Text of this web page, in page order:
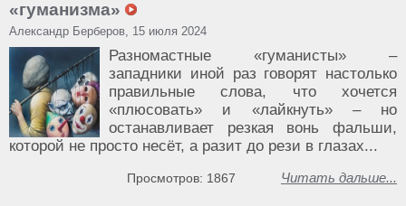
«гуманизма»
Александр Берберов, 15 июля 2024
Разномастные «гуманисты» –
западники иной раз говорят настолько
правильные слова, что хочется
«плюсовать» и «лайкнуть» – но
останавливает резкая вонь фальши,
которой не просто несёт, а разит до рези в глазах...
Читать дальше...
Просмотров: 1867